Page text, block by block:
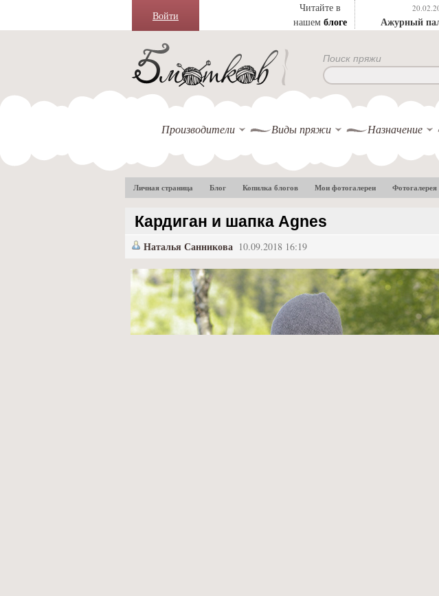
Войти
Читайте в
нашем блоге
Ажурный
Поиск пряжи
Производители Виды пряжи Назначение
Личная страница Блог Копилка блогов Мои фотогалереи Фотогалерея
Кардиган и шапка Agnes
Наталья Санникова 10.09.2018 16:19